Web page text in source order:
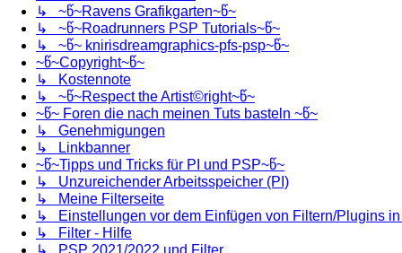
↳ ~წ~Ravens Grafikgarten~წ~
↳ ~წ~Roadrunners PSP Tutorials~წ~
↳ ~წ~ knirisdreamgraphics-pfs-psp~წ~
~წ~Copyright~წ~
↳ Kostennote
↳ ~წ~Respect the Artist©right~წ~
~წ~ Foren die nach meinen Tuts basteln ~წ~
↳ Genehmigungen
↳ Linkbanner
~წ~Tipps und Tricks für PI und PSP~წ~
↳ Unzureichender Arbeitsspeicher (PI)
↳ Meine Filterseite
↳ Einstellungen vor dem Einfügen von Filtern/Plugins in
↳ Filter - Hilfe